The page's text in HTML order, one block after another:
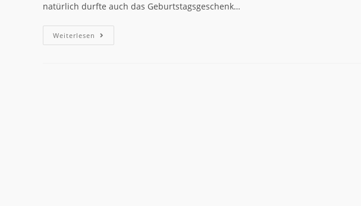
natürlich durfte auch das Geburtstagsgeschenk…
Weiterlesen